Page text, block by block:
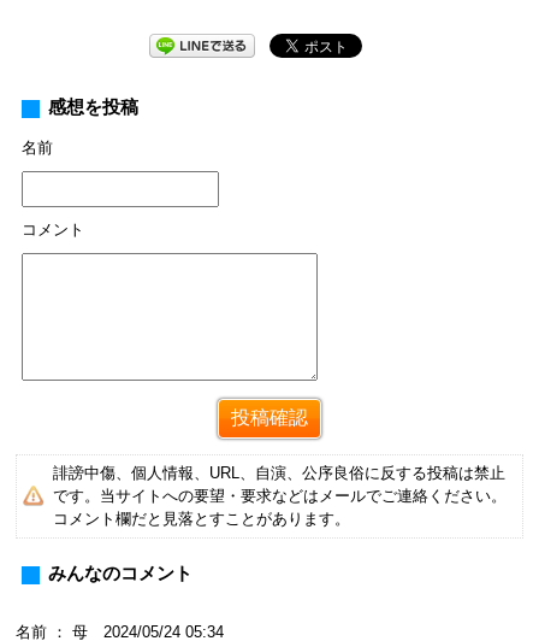
感想を投稿
名前
コメント
誹謗中傷、個人情報、URL、自演、公序良俗に反する投稿は禁止
です。当サイトへの要望・要求などはメールでご連絡ください。
コメント欄だと見落とすことがあります。
みんなのコメント
名前 ： 母 2024/05/24 05:34